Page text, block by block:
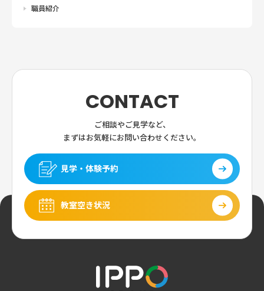
職員紹介
CONTACT
ご相談やご見学など、
まずはお気軽にお問い合わせください。
見学・体験予約
教室空き状況